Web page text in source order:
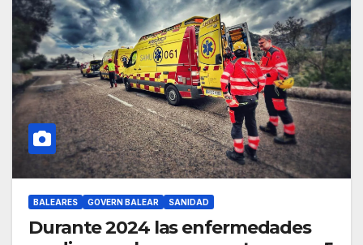
BALEARES GOVERN BALEAR SANIDAD
Durante 2024 las enfermedades